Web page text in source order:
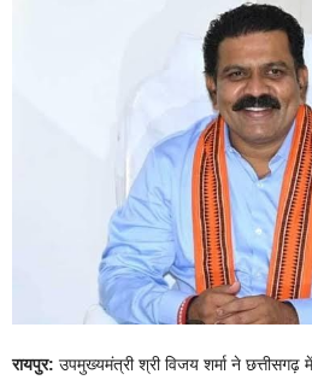
रायपुर: उपमुख्यमंत्री श्री विजय शर्मा ने छत्तीसगढ़